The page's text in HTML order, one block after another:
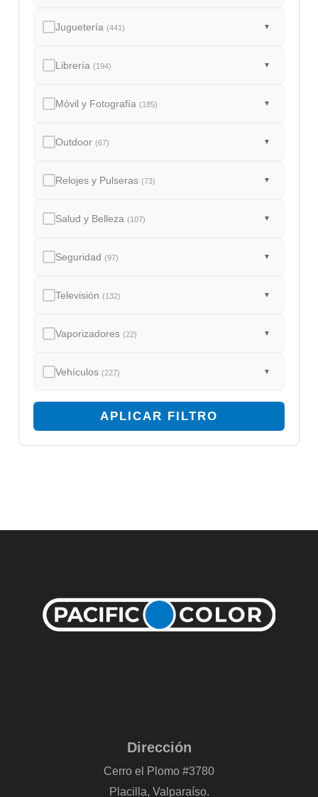
Juguetería(441) ▼
Librería(194) ▼
Móvil y Fotografía(185) ▼
Outdoor(67) ▼
Relojes y Pulseras(73) ▼
Salud y Belleza(107) ▼
Seguridad(97) ▼
Televisión(132) ▼
Vaporizadores(22) ▼
Vehículos(227) ▼
APLICAR FILTRO
Dirección
Cerro el Plomo #3780
Placilla, Valparaíso.